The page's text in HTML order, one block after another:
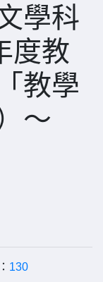
學科
度教
教學
～
130